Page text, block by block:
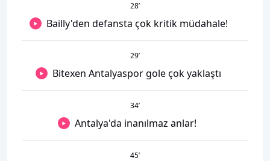
28’
Bailly'den defansta çok kritik müdahale!
29’
Bitexen Antalyaspor gole çok yaklaştı
34’
Antalya'da inanılmaz anlar!
45’